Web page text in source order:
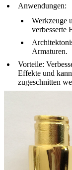
Anwendungen:
Werkzeuge
verbesserte
Armaturen.
Vorteile:
Effekte und
zugeschnitten